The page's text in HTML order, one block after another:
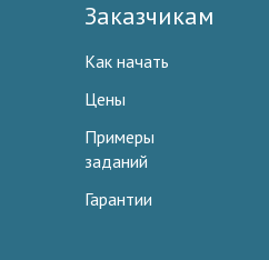
Заказчикам
Как начать
Цены
Примеры
заданий
Гарантии